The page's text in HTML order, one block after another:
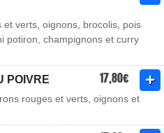
verts, oignons, brocolis, pois
potiron, champignons et curry
POIVRE 17,80€
rouges et verts, oignons et